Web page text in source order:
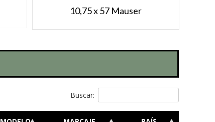
10,75 x 57 Mauser
Buscar: